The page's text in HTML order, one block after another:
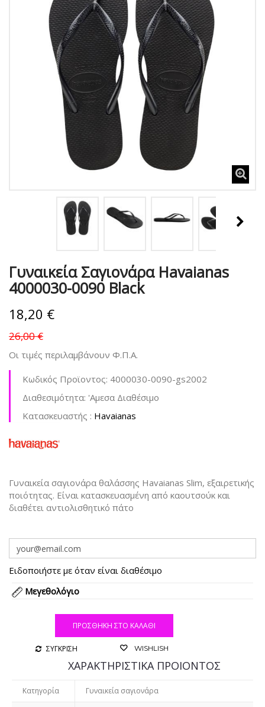
Γυναικεία Σαγιονάρα Havaianas
4000030-0090 Black
18,20 €
26,00 €
Οι τιμές περιλαμβάνουν Φ.Π.Α.
Κωδικός Προϊοντος: 4000030-0090-gs2002
Διαθεσιμότητα: 'Aμεσα Διαθέσιμο
Kατασκευαστής : Havaianas
Γυναικεία σαγιονάρα θαλάσσης Havaianas Slim, εξαιρετικής
ποιότητας. Είναι κατασκευασμένη από καουτσούκ και
διαθέτει αντιολισθητικό πάτο
Ειδοποιήστε με όταν είναι διαθέσιμο
Μεγεθολόγιο
ΠΡΟΣΘΉΚΗ ΣΤΟ ΚΑΛΆΘΙ
ΣΥΓΚΡΙΣΗ WISHLISH
ΧΑΡΑΚΤΗΡΙΣΤΙΚΑ ΠΡΟΙΟΝΤΟΣ
Κατηγορία Γυναικεία σαγιονάρα